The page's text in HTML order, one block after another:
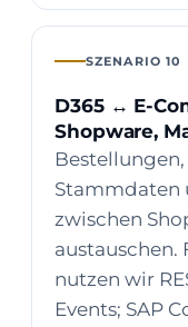
SZENARIO 10
D365 ↔ E-
Shopware,
Stammdaten
zwischen
austauschen.
nutzen wir
Events; SAP